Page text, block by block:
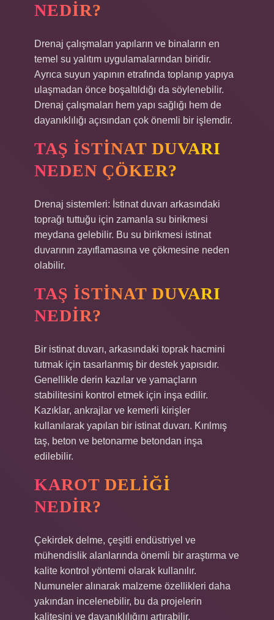
NEDIR?
Drenaj çalışmaları yapıların ve binaların en
temel su yalıtım uygulamalarından biridir.
Ayrıca suyun yapının etrafında toplanıp yapıya
ulaşmadan önce boşaltıldığı da söylenebilir.
Drenaj çalışmaları hem yapı sağlığı hem de
dayanıklılığı açısından çok önemli bir işlemdir.
TAŞ ISTINAT DUVARI
NEDEN ÇÖKER?
Drenaj sistemleri: İstinat duvarı arkasındaki
toprağı tuttuğu için zamanla su birikmesi
meydana gelebilir. Bu su birikmesi istinat
duvarının zayıflamasına ve çökmesine neden
olabilir.
TAŞ ISTINAT DUVARI
NEDIR?
Bir istinat duvarı, arkasındaki toprak hacmini
tutmak için tasarlanmış bir destek yapısıdır.
Genellikle derin kazılar ve yamaçların
stabilitesini kontrol etmek için inşa edilir.
Kazıklar, ankrajlar ve kemerli kirişler
kullanılarak yapılan bir istinat duvarı. Kırılmış
taş, beton ve betonarme betondan inşa
edilebilir.
KAROT DELIĞI
NEDIR?
Çekirdek delme, çeşitli endüstriyel ve
mühendislik alanlarında önemli bir araştırma ve
kalite kontrol yöntemi olarak kullanılır.
Numuneler alınarak malzeme özellikleri daha
yakından incelenebilir, bu da projelerin
kalitesini ve dayanıklılığını artırabilir.